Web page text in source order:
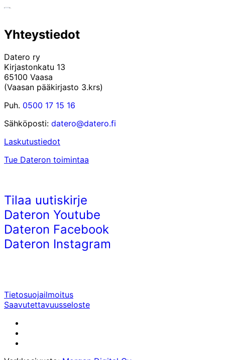
Yhteystiedot
Datero ry
Kirjastonkatu 13
65100 Vaasa
(Vaasan pääkirjasto 3.krs)
Puh. 0500 17 15 16
Sähköposti: datero@datero.fi
Laskutustiedot
Tue Dateron toimintaa
Tilaa uutiskirje
Dateron Youtube
Dateron Facebook
Dateron Instagram
Tietosuojailmoitus
Saavutettavuusseloste